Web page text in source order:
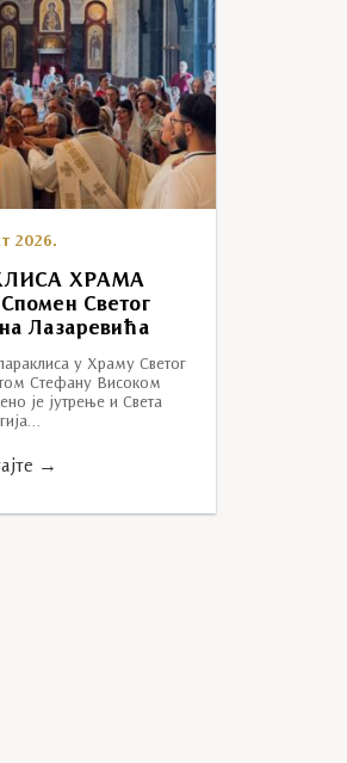
2026.
ХРАМА
Светог
Лазаревића
у Храму Светог
Стефану Високом
је јутрење и Света
→